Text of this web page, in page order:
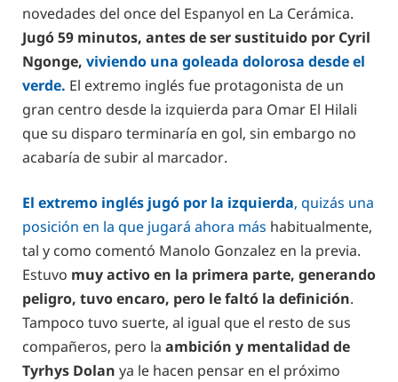
novedades del once del Espanyol en La Cerámica.
Jugó 59 minutos, antes de ser sustituido por Cyril
Ngonge, viviendo una goleada dolorosa desde el
verde. El extremo inglés fue protagonista de un
gran centro desde la izquierda para Omar El Hilali
que su disparo terminaría en gol, sin embargo no
acabaría de subir al marcador.
El extremo inglés jugó por la izquierda, quizás una
posición en la que jugará ahora más habitualmente,
tal y como comentó Manolo Gonzalez en la previa.
Estuvo muy activo en la primera parte, generando
peligro, tuvo encaro, pero le faltó la definición.
Tampoco tuvo suerte, al igual que el resto de sus
compañeros, pero la ambición y mentalidad de
Tyrhys Dolan ya le hacen pensar en el próximo